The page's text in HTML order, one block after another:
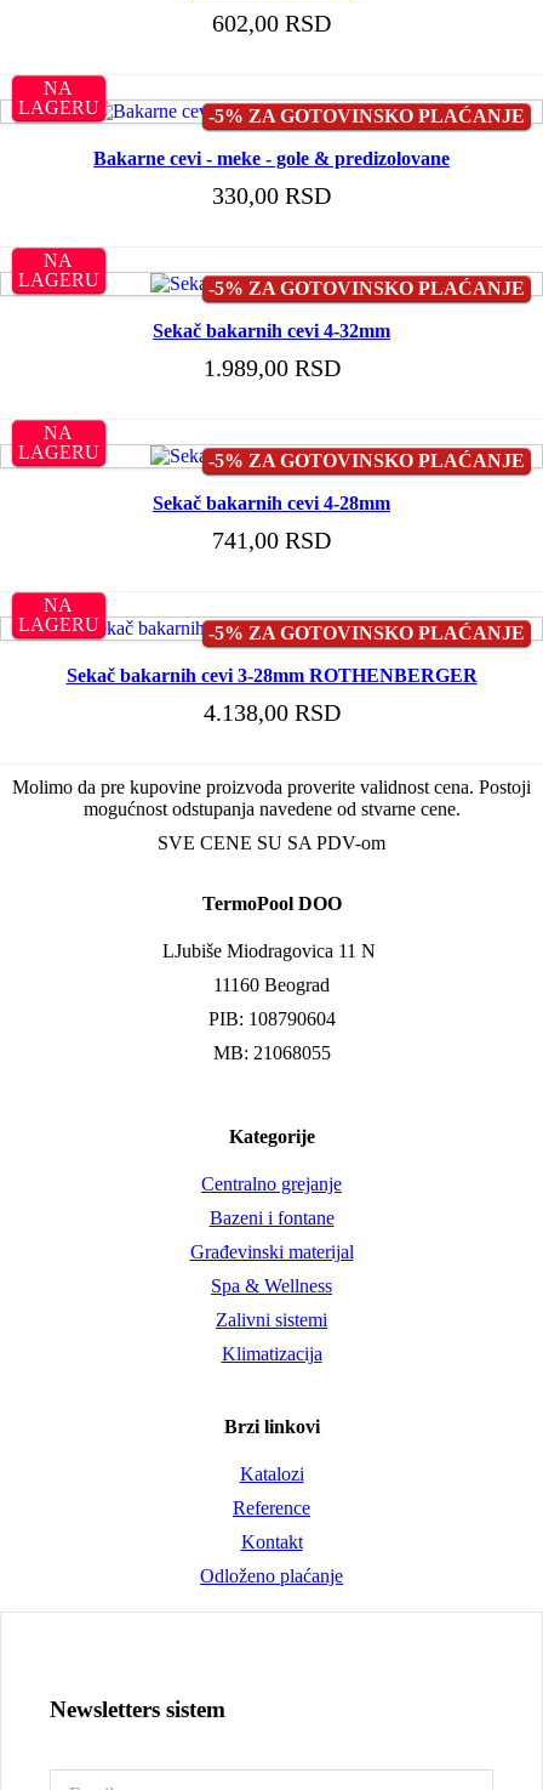
602,00 RSD
-5% ZA GOTOVINSKO PLAĆANJE
NA
LAGERU
Bakarne cevi - meke - gole & predizolovane
330,00 RSD
-5% ZA GOTOVINSKO PLAĆANJE
NA
LAGERU
Sekač bakarnih cevi 4-32mm
1.989,00 RSD
-5% ZA GOTOVINSKO PLAĆANJE
NA
LAGERU
Sekač bakarnih cevi 4-28mm
741,00 RSD
-5% ZA GOTOVINSKO PLAĆANJE
NA
LAGERU
Sekač bakarnih cevi 3-28mm ROTHENBERGER
4.138,00 RSD
Molimo da pre kupovine proizvoda proverite validnost cena. Postoji
mogućnost odstupanja navedene od stvarne cene.
SVE CENE SU SA PDV-om
TermoPool DOO
LJubiše Miodragovica 11 N
11160 Beograd
PIB: 108790604
MB: 21068055
Kategorije
Centralno grejanje
Bazeni i fontane
Građevinski materijal
Spa & Wellness
Zalivni sistemi
Klimatizacija
Brzi linkovi
Katalozi
Reference
Kontakt
Odloženo plaćanje
Newsletters sistem